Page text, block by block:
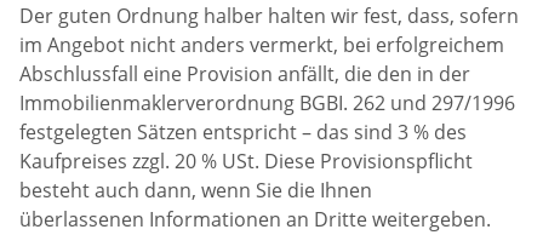
Der guten Ordnung halber halten wir fest, dass, sofern
im Angebot nicht anders vermerkt, bei erfolgreichem
Abschlussfall eine Provision anfällt, die den in der
Immobilienmaklerverordnung BGBI. 262 und 297/1996
festgelegten Sätzen entspricht – das sind 3 % des
Kaufpreises zzgl. 20 % USt. Diese Provisionspflicht
besteht auch dann, wenn Sie die Ihnen
überlassenen Informationen an Dritte weitergeben.